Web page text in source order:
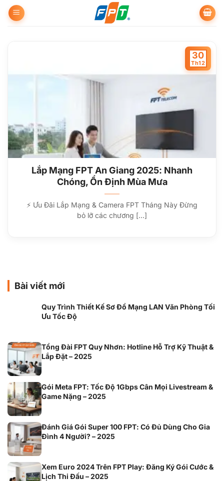
qua
Lắp Mạng FPT An Giang 2025: Nhanh
Chóng, Ổn Định Mùa Mưa
⚡ Ưu Đãi Lắp Mạng & Camera FPT Tháng Này Đừng
bỏ lỡ các chương [...]
30
Th12
Bài viết mới
Quy Trình Thiết Kế Sơ Đồ Mạng LAN Văn Phòng Tối
Ưu Tốc Độ
Tổng Đài FPT Quy Nhơn: Hotline Hỗ Trợ Kỹ Thuật &
Lắp Đặt – 2025
Gói Meta FPT: Tốc Độ 1Gbps Cân Mọi Livestream &
Game Nặng – 2025
Đánh Giá Gói Super 100 FPT: Có Đủ Dùng Cho Gia
Đình 4 Người? – 2025
Xem Euro 2024 Trên FPT Play: Đăng Ký Gói Cước &
Lịch Thi Đấu – 2025